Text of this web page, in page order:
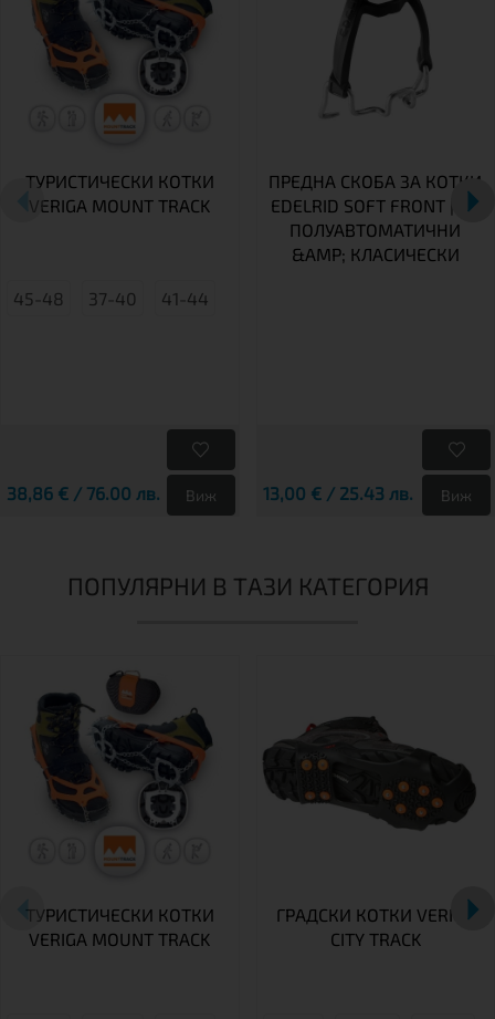
ТУРИСТИЧЕСКИ КОТКИ
VERIGA MOUNT TRACK
45-48 37-40 41-44
38,86 € / 76.00 лв. Виж
ПРЕДНА СКОБА ЗА КОТКИ
EDELRID SOFT FRONT | ЗА
ПОЛУАВТОМАТИЧНИ
&AMP; КЛАСИЧЕСКИ
13,00 € / 25.43 лв. Виж
ПОПУЛЯРНИ В ТАЗИ КАТЕГОРИЯ
ТУРИСТИЧЕСКИ КОТКИ
VERIGA MOUNT TRACK
ГРАДСКИ КОТКИ VERIGA
CITY TRACK